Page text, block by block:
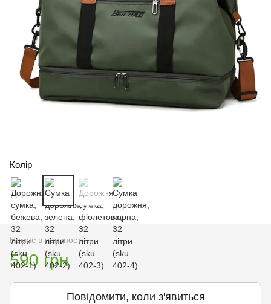
Колір
Немає в наявності
590 грн
Повідомити, коли з'явиться